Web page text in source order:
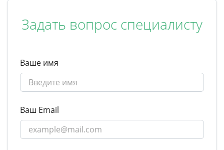
Задать вопрос специалисту
Ваше имя
Ваш Email